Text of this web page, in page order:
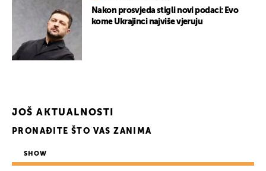
Nakon prosvjeda stigli novi podaci: Evo
kome Ukrajinci najviše vjeruju
JOŠ AKTUALNOSTI
PRONAĐITE ŠTO VAS ZANIMA
SHOW